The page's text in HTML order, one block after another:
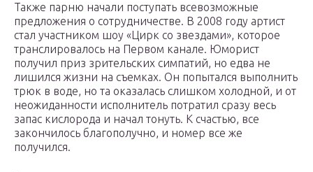
Также парню начали поступать всевозможные
предложения о сотрудничестве. В 2008 году артист
стал участником шоу «Цирк со звездами», которое
транслировалось на Первом канале. Юморист
получил приз зрительских симпатий, но едва не
лишился жизни на съемках. Он попытался выполнить
трюк в воде, но та оказалась слишком холодной, и от
неожиданности исполнитель потратил сразу весь
запас кислорода и начал тонуть. К счастью, все
закончилось благополучно, и номер все же
получился.